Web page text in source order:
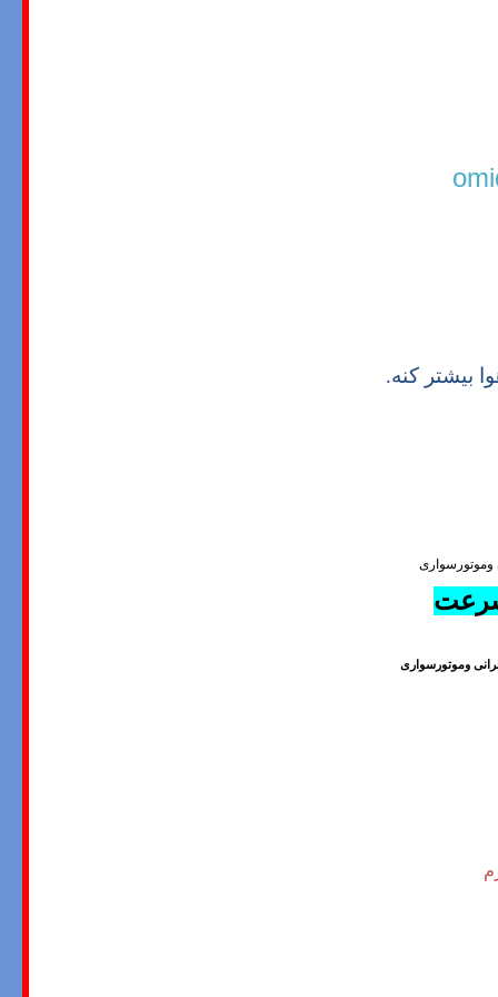
بیشتر کنه.
وموتورسواری
وموتورسواری